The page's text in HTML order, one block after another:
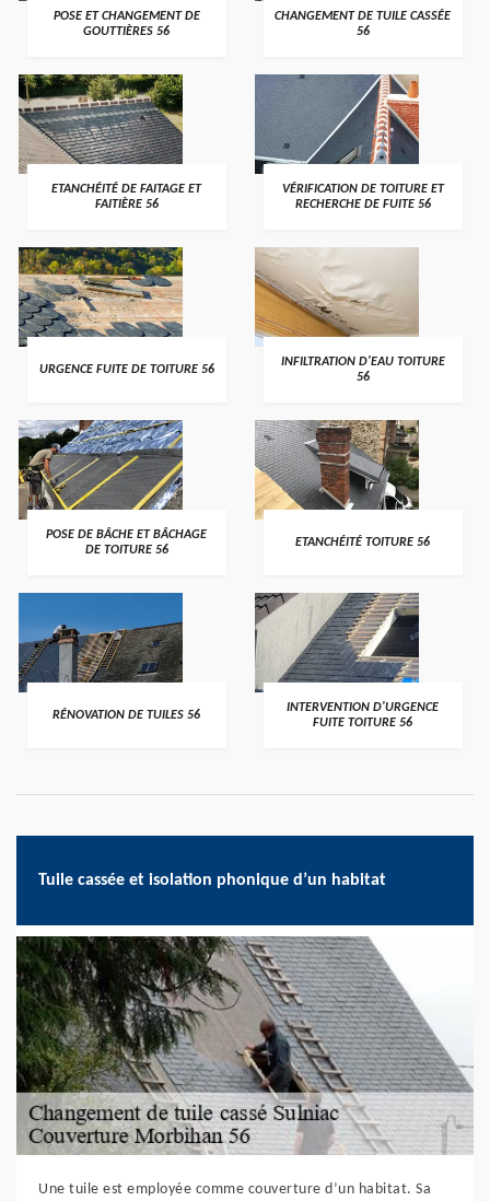
>
POSE ET CHANGEMENT DE
GOUTTIÈRES 56
>
CHANGEMENT DE TUILE CASSÉE
56
>
ETANCHÉITÉ DE FAITAGE ET
FAITIÈRE 56
>
VÉRIFICATION DE TOITURE ET
RECHERCHE DE FUITE 56
>
URGENCE FUITE DE TOITURE 56 >
INFILTRATION D'EAU TOITURE
56
>
POSE DE BÂCHE ET BÂCHAGE
DE TOITURE 56
>
ETANCHÉITÉ TOITURE 56
>
RÉNOVATION DE TUILES 56 >
INTERVENTION D'URGENCE
FUITE TOITURE 56
Tuile cassée et isolation phonique d’un habitat
Une tuile est employée comme couverture d’un habitat. Sa